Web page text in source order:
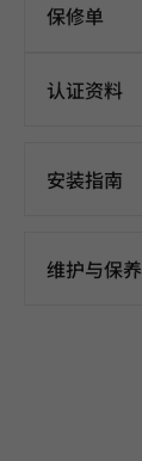
保修单
认证资料
安装指南
维护与保养